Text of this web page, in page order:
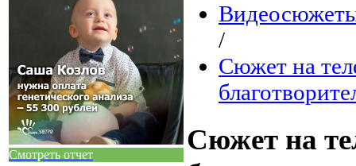
Смотреть отчет
/
Сюжет на
Сюжет на